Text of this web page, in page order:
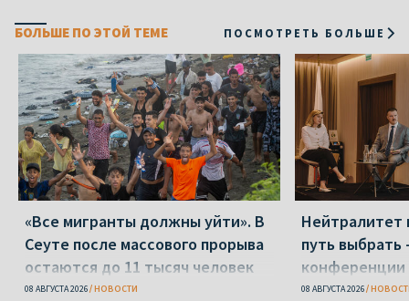
БОЛЬШЕ ПО ЭТОЙ ТЕМЕ ПОСМОТРЕТЬ БОЛЬШЕ
«Все мигранты должны уйти». В
Сеуте после массового прорыва
остаются до 11 тысяч человек
08 АВГУСТА 2026 НОВОСТИ
Нейтралитет
путь выбрать
конференции
08 АВГУСТА 2026